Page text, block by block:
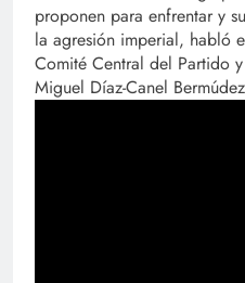
proponen para enfrentar y
la agresión imperial, habló
Comité Central del Partido
Miguel Díaz-Canel